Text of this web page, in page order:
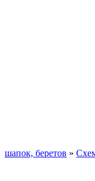
шапок, беретов »